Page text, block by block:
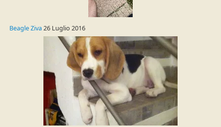
Beagle Ziva 26 Luglio 2016